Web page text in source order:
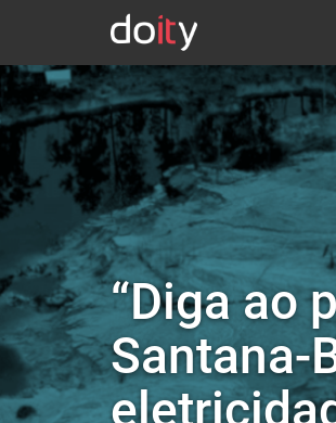
“Diga ao
Santana-